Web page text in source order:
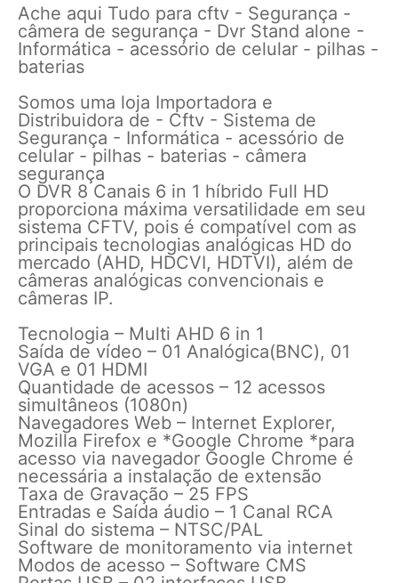
Ache aqui Tudo para cftv - Segurança -
câmera de segurança - Dvr Stand alone -
Informática - acessório de celular - pilhas -
baterias
Somos uma loja Importadora e
Distribuidora de - Cftv - Sistema de
Segurança - Informática - acessório de
celular - pilhas - baterias - câmera
segurança
O DVR 8 Canais 6 in 1 híbrido Full HD
proporciona máxima versatilidade em seu
sistema CFTV, pois é compatível com as
principais tecnologias analógicas HD do
mercado (AHD, HDCVI, HDTVI), além de
câmeras analógicas convencionais e
câmeras IP.
Tecnologia – Multi AHD 6 in 1
Saída de vídeo – 01 Analógica(BNC), 01
VGA e 01 HDMI
Quantidade de acessos – 12 acessos
simultâneos (1080n)
Navegadores Web – Internet Explorer,
Mozilla Firefox e *Google Chrome *para
acesso via navegador Google Chrome é
necessária a instalação de extensão
Taxa de Gravação – 25 FPS
Entradas e Saída áudio – 1 Canal RCA
Sinal do sistema – NTSC/PAL
Software de monitoramento via internet
Modos de acesso – Software CMS